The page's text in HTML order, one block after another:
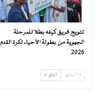
تتويج فريق كيفه بطلا للمرحلة
الجهوية من بطولة الأحياء لكرة القدم
2026
السابق التالي